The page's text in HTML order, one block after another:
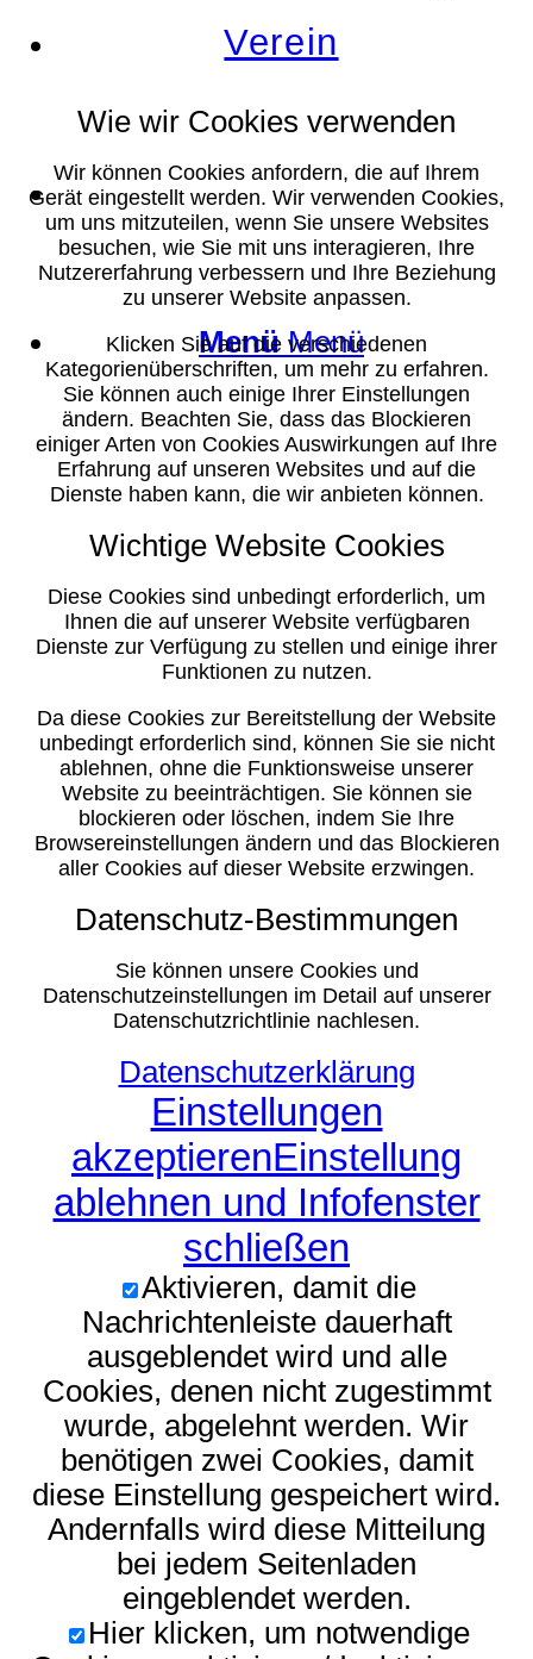
Verein
Suche
Menü Menü
Wie wir Cookies verwenden
Wir können Cookies anfordern, die auf Ihrem
Gerät eingestellt werden. Wir verwenden Cookies,
um uns mitzuteilen, wenn Sie unsere Websites
besuchen, wie Sie mit uns interagieren, Ihre
Nutzererfahrung verbessern und Ihre Beziehung
zu unserer Website anpassen.
Klicken Sie auf die verschiedenen
Kategorienüberschriften, um mehr zu erfahren.
Sie können auch einige Ihrer Einstellungen
ändern. Beachten Sie, dass das Blockieren
einiger Arten von Cookies Auswirkungen auf Ihre
Erfahrung auf unseren Websites und auf die
Dienste haben kann, die wir anbieten können.
Wichtige Website Cookies
Diese Cookies sind unbedingt erforderlich, um
Ihnen die auf unserer Website verfügbaren
Dienste zur Verfügung zu stellen und einige ihrer
Funktionen zu nutzen.
Da diese Cookies zur Bereitstellung der Website
unbedingt erforderlich sind, können Sie sie nicht
ablehnen, ohne die Funktionsweise unserer
Website zu beeinträchtigen. Sie können sie
blockieren oder löschen, indem Sie Ihre
Browsereinstellungen ändern und das Blockieren
aller Cookies auf dieser Website erzwingen.
Datenschutz-Bestimmungen
Sie können unsere Cookies und
Datenschutzeinstellungen im Detail auf unserer
Datenschutzrichtlinie nachlesen.
Datenschutzerklärung
Einstellungen
akzeptierenEinstellung
ablehnen und Infofenster
schließen
Aktivieren, damit die
Nachrichtenleiste dauerhaft
ausgeblendet wird und alle
Cookies, denen nicht zugestimmt
wurde, abgelehnt werden. Wir
benötigen zwei Cookies, damit
diese Einstellung gespeichert wird.
Andernfalls wird diese Mitteilung
bei jedem Seitenladen
eingeblendet werden.
Hier klicken, um notwendige